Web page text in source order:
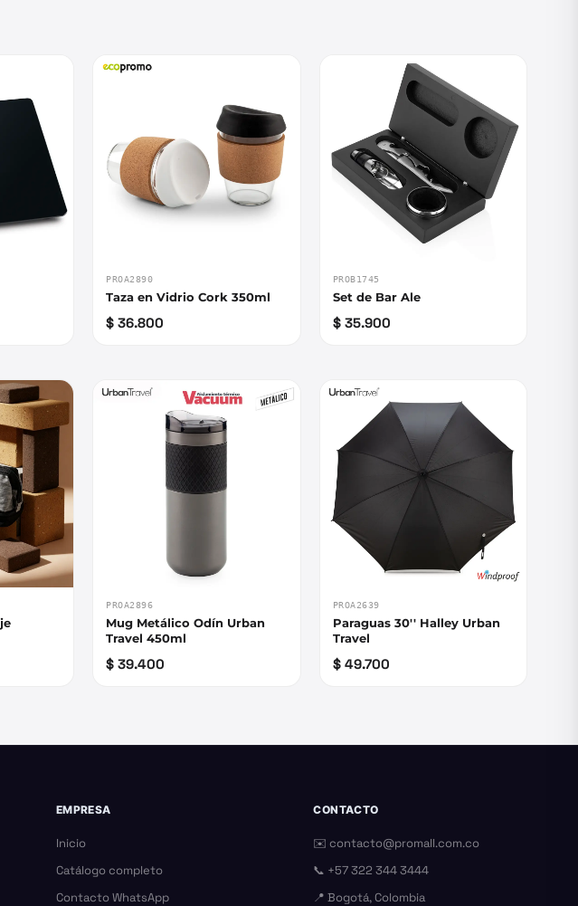
PROA2890
Taza en Vidrio Cork 350ml
$ 36.800
PROB1745
Set de Bar Ale
$ 35.900
PROA2896
Mug Metálico Odín Urban
Travel 450ml
$ 39.400
PROA2639
Paraguas 30'' Halley Urban
Travel
$ 49.700
EMPRESA
Inicio
Catálogo completo
Contacto WhatsApp
CONTACTO
✉️contacto@promall.com.co
📞 +57 322 344 3444
📍 Bogotá, Colombia